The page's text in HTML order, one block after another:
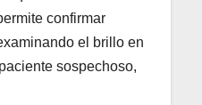
confirmar
el brillo en
sospechoso,